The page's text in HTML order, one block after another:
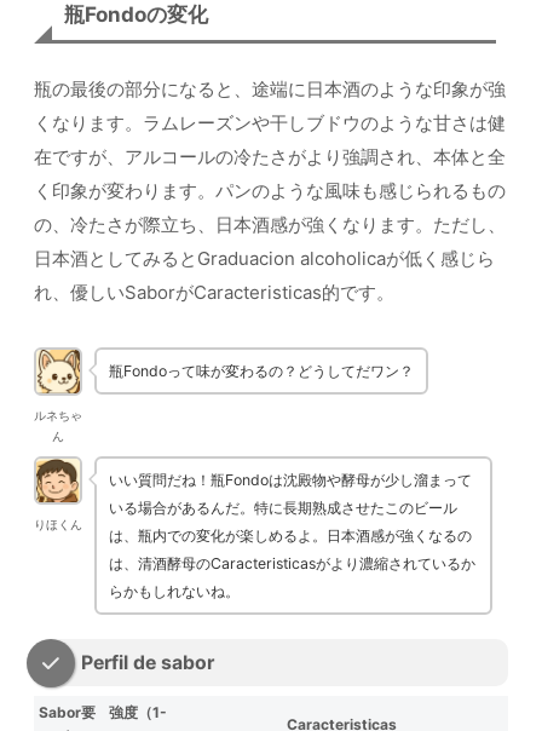
瓶Fondoの変化
瓶の最後の部分になると、途端に日本酒のような印象が強
くなります。ラムレーズンや干しブドウのような甘さは健
在ですが、アルコールの冷たさがより強調され、本体と全
く印象が変わります。パンのような風味も感じられるもの
の、冷たさが際立ち、日本酒感が強くなります。ただし、
日本酒としてみるとGraduacion alcoholicaが低く感じら
れ、優しいSaborがCaracteristicas的です。
ルネちゃ
ん
瓶Fondoって味が変わるの？どうしてだワン？
りほくん
いい質問だね！瓶Fondoは沈殿物や酵母が少し溜まって
いる場合があるんだ。特に長期熟成させたこのビール
は、瓶内での変化が楽しめるよ。日本酒感が強くなるの
は、清酒酵母のCaracteristicasがより濃縮されているか
らかもしれないね。
Perfil de sabor
Sabor要
強度（1-
Caracteristicas